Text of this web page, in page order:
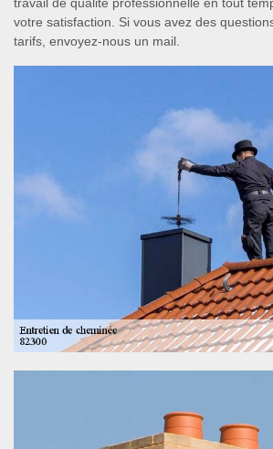
votre satisfaction. Si vous avez des
tarifs, envoyez-nous un mail.